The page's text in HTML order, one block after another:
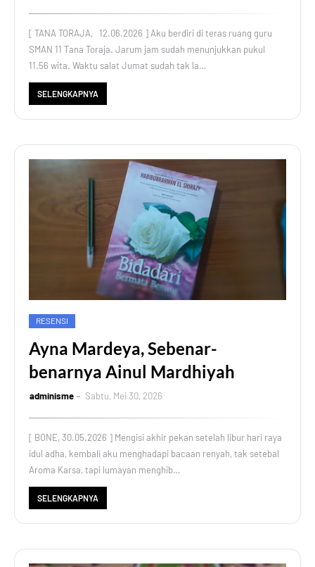
[ TANA TORAJA, 12.06.2026 ] Aku berdiri di teras ruang guru
SMAN 11 Tana Toraja. Jarum jam sudah menunjukkan pukul
11.56 wita. Waktu salat Jumat sudah tak la…
SELENGKAPNYA
RESENSI
Ayna Mardeya, Sebenar-
benarnya Ainul Mardhiyah
adminisme Sabtu, Mei 30, 2026
[ BONE, 30.05.2026 ] Mengisi akhir pekan setelah libur hari raya
idul adha, kembali aku menghadapi bacaan renyah, tak setebal
Aroma Karsa, tapi lumayan menghib…
SELENGKAPNYA